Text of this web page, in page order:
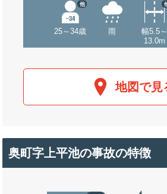
25～34歳
他
雨
幅5.5～
13.0m
地図で見
奥町字上平池の事故の特徴